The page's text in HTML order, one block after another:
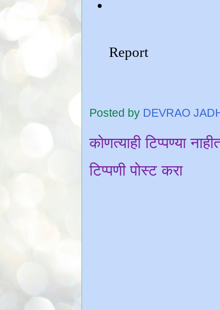
Posted by DEVRAO
कोणत्याही टिप्पण्‍या
टिप्पणी पोस्ट करा